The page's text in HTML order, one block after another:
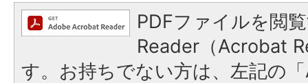
PDFファイルを閲
Reader（Acrobat
す。お持ちでない方は、左記の